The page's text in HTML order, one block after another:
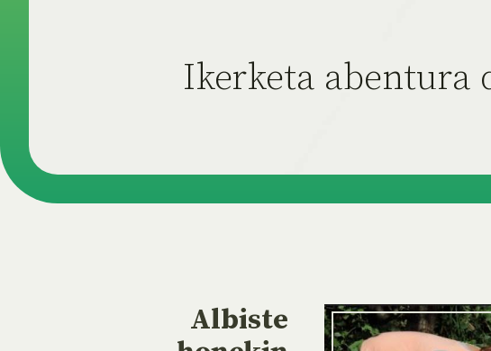
Ikerketa abentura
Albiste